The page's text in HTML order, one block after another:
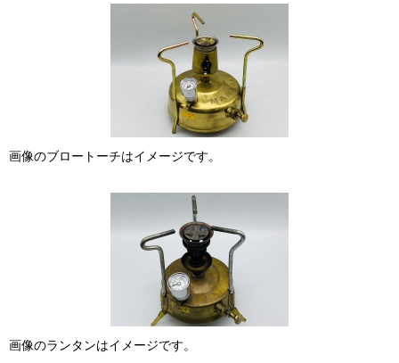
画像のブロートーチはイメージです。
画像のランタンはイメージです。